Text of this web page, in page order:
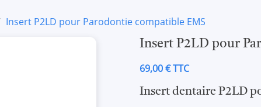
Insert P2LD pour Parodontie compatible EMS
Insert P2LD pour
69,00 € TTC
Insert dentaire P2LD